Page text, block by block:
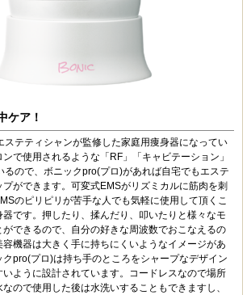
、エステサロンの施術と同等かそれ以上の効果があ
ね。
で本当に仲の良い友達にだけおすすめしましたww
テサロンに行くより全然安いし、かなりおすすめで
3.5
に通うのは手間もお金もたくさんかかってしまう
ちょっと高いと思ったのですが、ずっと使えるの
らの商品を購入しました。主に、お腹と太ももの
るセルライト部分に使っています。寒くなってき
うのが億劫になってきたので、お風呂で使用する
しました。サイズは測っていないのでわかりませ
見た目がすっきりしてきたような気がしていま
裕がある時には、二の腕や顔にも使っています。
資は痛かったですが、それ以上に元を取ったとい
はあります。
ケア！
ステティシャンが監修した家庭用痩身器になってい
で使用されるような「RF」「キャビテーション」
るので、ボニックpro(プロ)があれば自宅でもエステ
ができます。 可変式EMSがリズミカルに筋肉を刺
のピリピリが苦手な人でも気軽に使用して頂くこ
です。 押したり、揉んだり、叩いたりと様々なモ
できるので、自分の好きな周波数でおこなえるの
容機器は大きく手に持ちにくいようなイメージがあ
クpro(プロ)は持ち手のところをシャープなデザイン
ように設計されています。コードレスなので場所
なので使用した後は水洗いすることもできますし、